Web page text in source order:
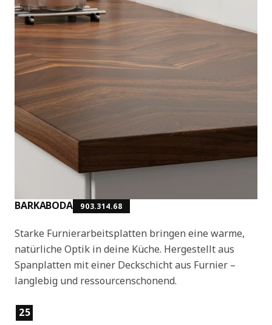
BARKABODA 903.314.68
Starke Furnierarbeitsplatten bringen eine warme,
natürliche Optik in deine Küche. Hergestellt aus
Spanplatten mit einer Deckschicht aus Furnier –
langlebig und ressourcenschonend.
Produktmerkmale
25